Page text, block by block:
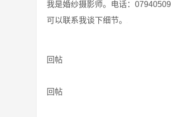
我是婚纱摄影师。电话：
可以联系我谈下细节。
回帖
回帖